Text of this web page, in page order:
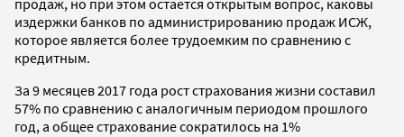
продаж, но при этом остается открытым вопрос, каковы
издержки банков по администрированию продаж ИСЖ,
которое является более трудоемким по сравнению с
кредитным.
За 9 месяцев 2017 года рост страхования жизни составил
57% по сравнению с аналогичным периодом прошлого
год, а общее страхование сократилось на 1%